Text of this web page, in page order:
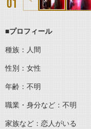
■プロフィール
種族：人間
性別：女性
年齢：不明
職業・身分など：不明
家族など：恋人がいる